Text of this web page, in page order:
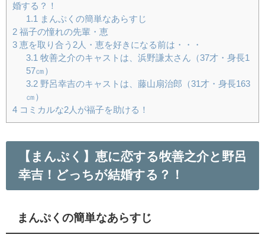
婚する？！
1.1
まんぷくの簡単なあらすじ
2 福子の憧れの先輩・恵
3 恵を取り合う2人・恵を好きになる前は・・・
3.1 牧善之介のキャストは、浜野謙太さん（37才・身長1
57㎝）
3.2野呂幸吉のキャストは、藤山扇治郎（31才・身長163
㎝）
4 コミカルな2人が福子を助ける！
【まんぷく】恵に恋する牧善之介と野呂
幸吉！どっちが結婚する？！
まんぷくの簡単なあらすじ